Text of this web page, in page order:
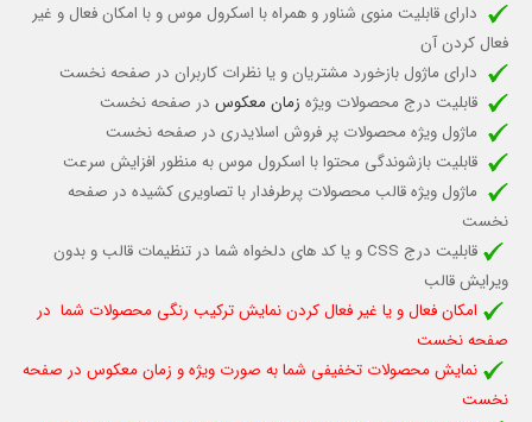
دارای قابلیت منوی شناور و همراه با اسکرول موس و با امکان فعال و غیر
فعال کردن آن
دارای ماژول بازخورد مشتریان و یا نظرات کاربران در صفحه نخست
قابلیت درج محصولات ویژه زمان معکوس در صفحه نخست
ماژول ویژه محصولات پر فروش اسلایدری در صفحه نخست
قابلیت بازشوندگی محتوا با اسکرول موس به منظور افزایش سرعت
ماژول ویژه قالب محصولات پرطرفدار با تصاویری کشیده در صفحه
نخست
قابلیت درج CSS و یا کد های دلخواه شما در تنظیمات قالب و بدون
ویرایش قالب
امکان فعال و یا غیر فعال کردن نمایش ترکیب رنگی محصولات شما در
صفحه نخست
نمایش محصولات تخفیفی شما به صورت ویژه و زمان معکوس در صفحه
نخست